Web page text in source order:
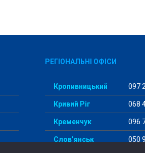
РЕГІОНАЛЬНІ ОФІСИ
Кропивницький 097
Кривий Ріг 068
Кременчук 096
Слов’янськ 050